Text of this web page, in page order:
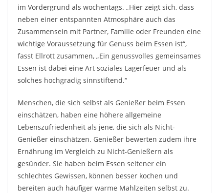
im Vordergrund als wochentags. „Hier zeigt sich, dass
neben einer entspannten Atmosphäre auch das
Zusammensein mit Partner, Familie oder Freunden eine
wichtige Voraussetzung für Genuss beim Essen ist“,
fasst Ellrott zusammen, „Ein genussvolles gemeinsames
Essen ist dabei eine Art soziales Lagerfeuer und als
solches hochgradig sinnstiftend.“
Menschen, die sich selbst als Genießer beim Essen
einschätzen, haben eine höhere allgemeine
Lebenszufriedenheit als jene, die sich als Nicht-
Genießer einschätzen. Genießer bewerten zudem ihre
Ernährung im Vergleich zu Nicht-Genießern als
gesünder. Sie haben beim Essen seltener ein
schlechtes Gewissen, können besser kochen und
bereiten auch häufiger warme Mahlzeiten selbst zu.